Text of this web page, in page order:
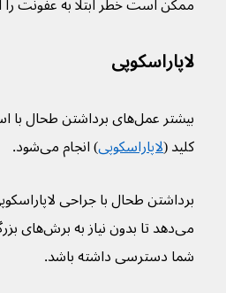
لاپاراسکوپی
بیشتر عمل‌های برداشتن
کلید (لاپاراسکوپی) انجام می‌شود.
برداشتن طحال با جراحی
می‌دهد تا
شما دسترسی داشته باشد.